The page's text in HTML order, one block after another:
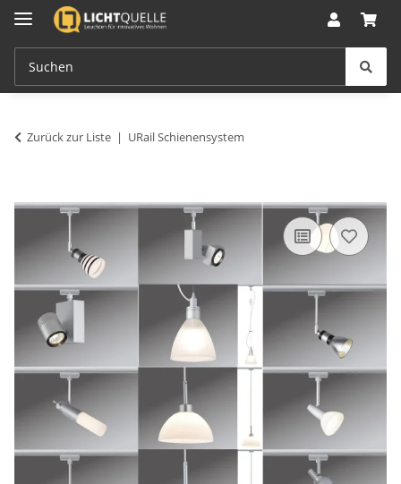
Zurück zur Liste URail Schienensystem